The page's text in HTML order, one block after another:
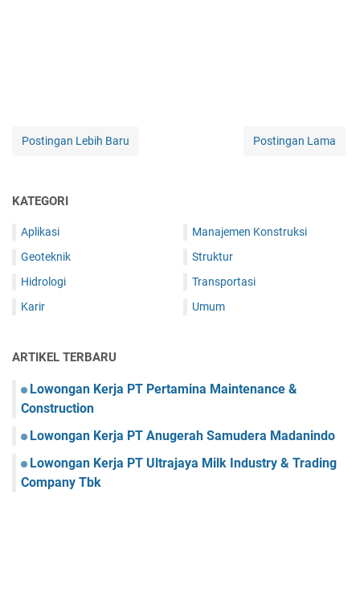
Postingan Lebih Baru Postingan Lama
KATEGORI
Aplikasi
Geoteknik
Hidrologi
Karir
Manajemen Konstruksi
Struktur
Transportasi
Umum
ARTIKEL TERBARU
Lowongan Kerja PT Pertamina Maintenance &
Construction
Lowongan Kerja PT Anugerah Samudera Madanindo
Lowongan Kerja PT Ultrajaya Milk Industry & Trading
Company Tbk